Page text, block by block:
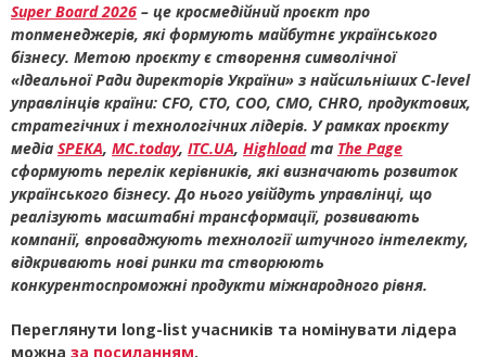
Super Board 2026 – це кросмедійний проєкт про
топменеджерів, які формують майбутнє українського
бізнесу. Метою проєкту є створення символічної
«Ідеальної Ради директорів України» з найсильніших C-level
управлінців країни: CFO, CTO, COO, CMO, CHRO, продуктових,
стратегічних і технологічних лідерів. У рамках проєкту
медіа SPEKA, MC.today, ITC.UA, Highloadта The Page
сформують перелік керівників, які визначають розвиток
українського бізнесу. До нього увійдуть управлінці, що
реалізують масштабні трансформації, розвивають
компанії, впроваджують технології штучного інтелекту,
відкривають нові ринки та створюють
конкурентоспроможні продукти міжнародного рівня.
Переглянути long-list учасників та номінувати лідера
можна за посиланням.